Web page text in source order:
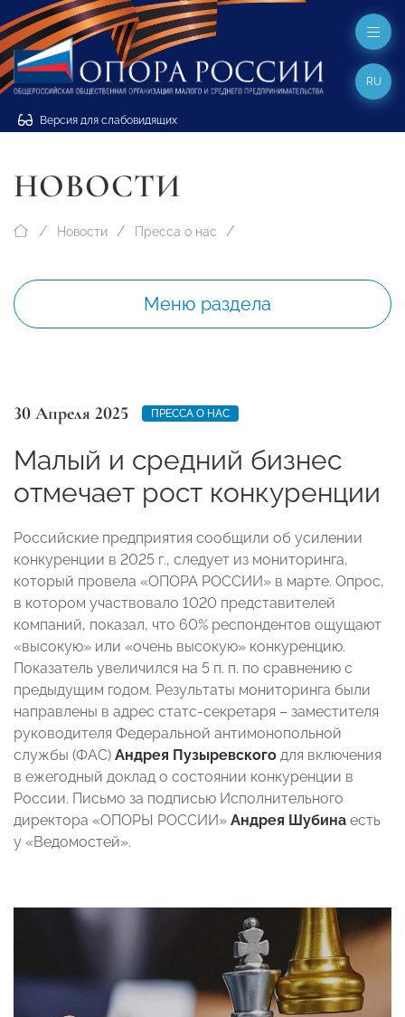
Версия для слабовидящих
RU
НОВОСТИ
Новости Пресса о нас
Меню раздела
30 Апреля 2025 ПРЕССА О НАС
Малый и средний бизнес
отмечает рост конкуренции
Российские предприятия сообщили об усилении
конкуренции в 2025 г., следует из мониторинга,
который провела «ОПОРА РОССИИ» в марте. Опрос,
в котором участвовало 1020 представителей
компаний, показал, что 60% респондентов ощущают
«высокую» или «очень высокую» конкуренцию.
Показатель увеличился на 5 п. п. по сравнению с
предыдущим годом. Результаты мониторинга были
направлены в адрес статс-секретаря – заместителя
руководителя Федеральной антимонопольной
службы (ФАС) Андрея Пузыревского для включения
в ежегодный доклад о состоянии конкуренции в
России. Письмо за подписью Исполнительного
директора «ОПОРЫ РОССИИ» Андрея Шубина есть
у «Ведомостей».